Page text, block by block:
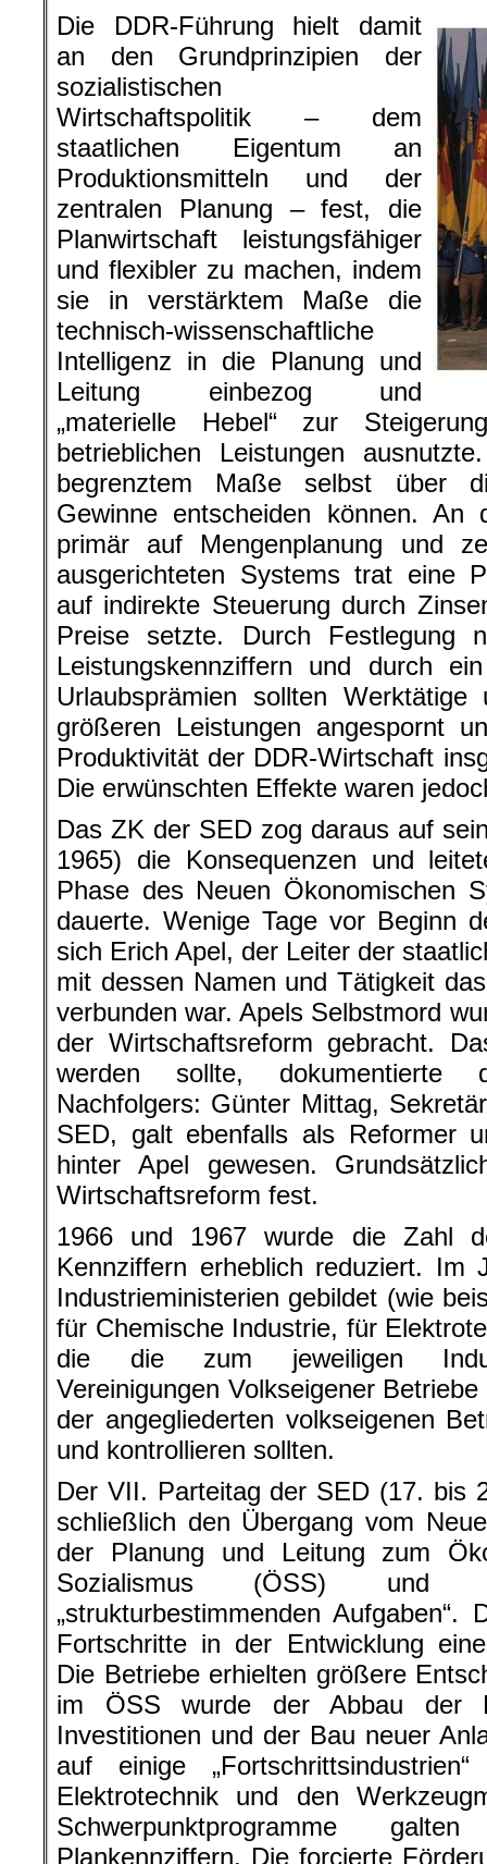
Die DDR-Führung hielt damit
an den Grundprinzipien der
sozialistischen
Wirtschaftspolitik – dem
staatlichen Eigentum an
Produktionsmitteln und der
zentralen Planung – fest, die
Planwirtschaft leistungsfähiger
und flexibler zu machen, indem
sie in verstärktem Maße die
technisch-wissenschaftliche
Intelligenz in die Planung und
Leitung einbezog und
„materielle Hebel“ zur
betrieblichen Leistungen
begrenztem Maße selbst über
Gewinne entscheiden können. An
primär auf Mengenplanung und
ausgerichteten Systems trat eine
auf indirekte Steuerung durch
Preise setzte. Durch Festlegung
Leistungskennziffern und durch
Urlaubsprämien sollten
größeren Leistungen angespornt
Produktivität der DDR-Wirtschaft
Die erwünschten Effekte waren
Das ZK der SED zog daraus auf
1965) die Konsequenzen und
Phase des Neuen Ökonomischen
dauerte. Wenige Tage vor Beginn
sich Erich Apel, der Leiter der
mit dessen Namen und Tätigkeit
verbunden war. Apels Selbstmord
der Wirtschaftsreform gebracht.
werden sollte, dokumentierte
Nachfolgers: Günter Mittag,
SED, galt ebenfalls als Reformer
hinter Apel gewesen.
Wirtschaftsreform fest.
1966 und 1967 wurde die Zahl
Kennziffern erheblich reduziert. Im
Industrieministerien gebildet (wie
für Chemische Industrie, für
die die zum jeweiligen
Vereinigungen Volkseigener
der angegliederten volkseigenen
und kontrollieren sollten.
Der VII. Parteitag der SED (17. bis
schließlich den Übergang vom
der Planung und Leitung zum
Sozialismus (ÖSS)
„strukturbestimmenden
Fortschritte in der Entwicklung
Die Betriebe erhielten größere
im ÖSS wurde der Abbau der
Investitionen und der Bau neuer
auf einige
Elektrotechnik und den
Schwerpunktprogramme
Plankennziffern. Die forcierte